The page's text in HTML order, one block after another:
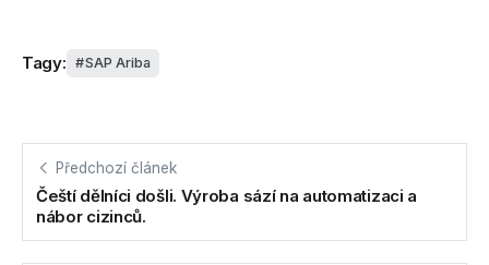
Tagy: SAP Ariba
Předchozí článek
Čeští dělníci došli. Výroba sází na automatizaci a
nábor cizinců.